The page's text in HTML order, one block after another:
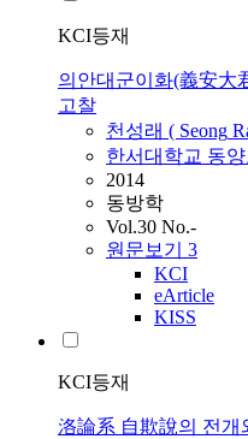
KCI등재
의안대군이화(義安大
고찰
천성래 ( Seong
한서대학교 동
2014
동방학
Vol.30 No.-
원문보기 3
KCI
eArticle
KISS
KCI등재
洛論系 自欺說의 전